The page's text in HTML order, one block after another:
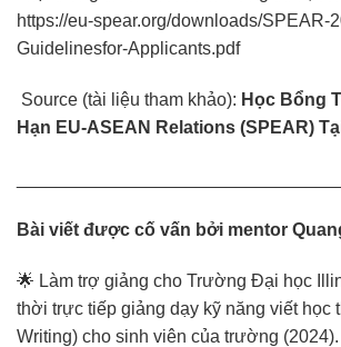
https://eu-spear.org/downloads/SPEAR-
Guidelinesfor-Applicants.pdf
Source (tài liệu tham khảo): Học Bổng
Hạn EU-ASEAN Relations (SPEAR)
Bài viết được cố vấn bởi mentor
🌟 Làm trợ giảng cho Trường Đại học
thời trực tiếp giảng dạy kỹ năng viết học
Writing) cho sinh viên của trường (2024).